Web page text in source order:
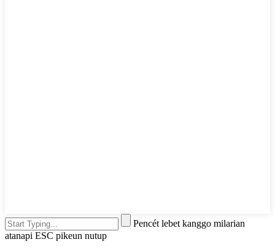
Pencét lebet kanggo milarian
atanapi ESC pikeun nutup